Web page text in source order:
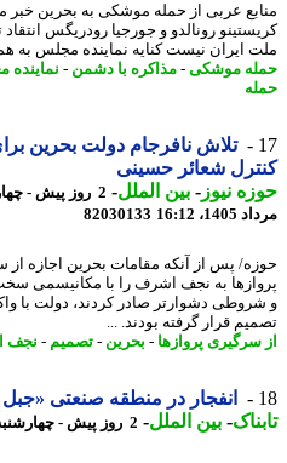
عربی از حمله موشکی به بحرین خبر می
رونالدو و جورجیا رودریگس انتقاد
ایران نیست کنایه نماینده مجلس به همتی:
موشکی-مذاکره با دشمن-نماینده
تلاش نافرجام دولت بحرین برای
شعائر حسینی
نیوز-بین الملل-
16:12
82030133
پس از آنکه مقامات بحرین اجازه از
به نجف اشرف را با مکانیسمی سخت
دشوارتر صادر کردند، دولت با
قرار گرفته بودند. ...
پروازها- بحرین- تصمیم-نجف
انفجار در منطقه صنعتی «جبل
-بین الملل-2 روز پیش - چهارشنبه 14 مرداد 1405، 07:45